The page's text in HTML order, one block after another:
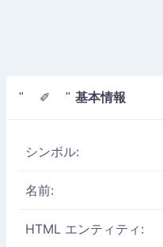
" ✐ " 基本情報
シンボル:
名前:
HTML エンティティ: